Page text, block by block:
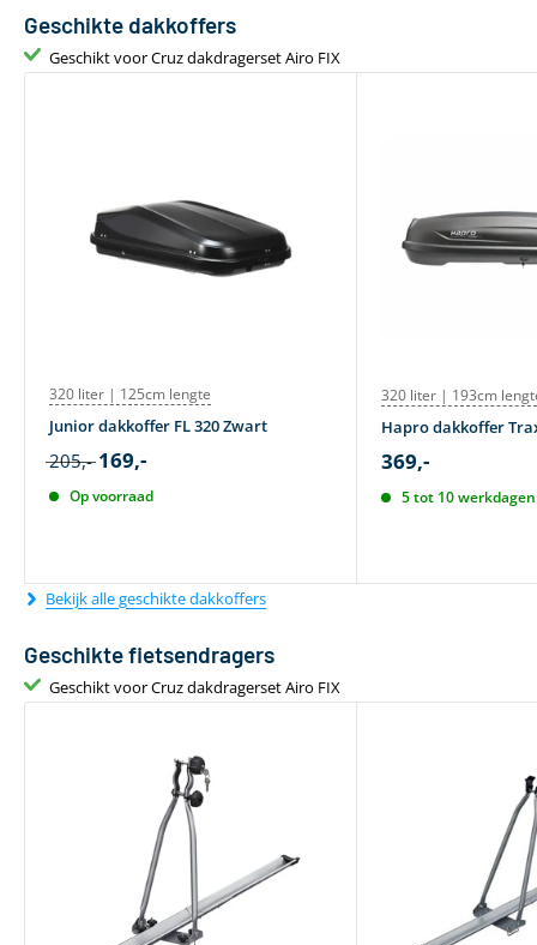
Geschikte dakkoffers
Geschikt voor Cruz dakdragerset Airo FIX
320 liter | 125cm lengte
Junior dakkoffer FL 320 Zwart
205,- 169,-
Op voorraad
320 liter | 193cm
Hapro dakkoffer
369,-
5 tot 10
Bekijk alle geschikte dakkoffers
Geschikte fietsendragers
Geschikt voor Cruz dakdragerset Airo FIX